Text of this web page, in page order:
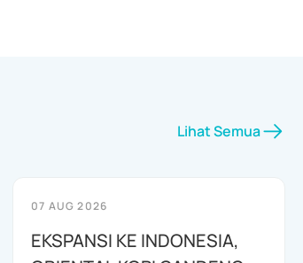
Lihat Semua
07 AUG 2026
EKSPANSI KE INDONESIA,